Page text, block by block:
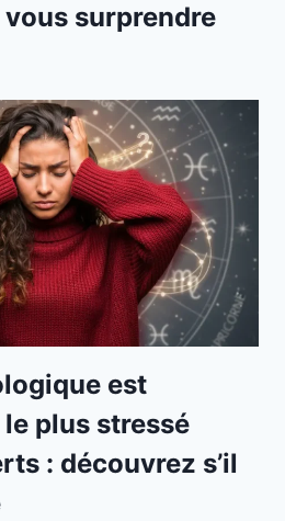
surprendre
est
plus stressé
: découvrez s’il